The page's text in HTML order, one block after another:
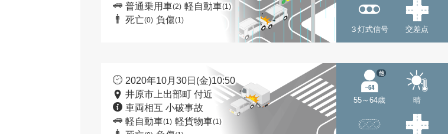
普通乗用車(2) 軽自動車(1)
死亡(0) 負傷(1)
３灯式信号 交差点
2020年10月30日(金)10:50
井原市上出部町 付近
車両相互 小破事故
軽自動車(1) 軽貨物車(1)
55～64歳
他
晴